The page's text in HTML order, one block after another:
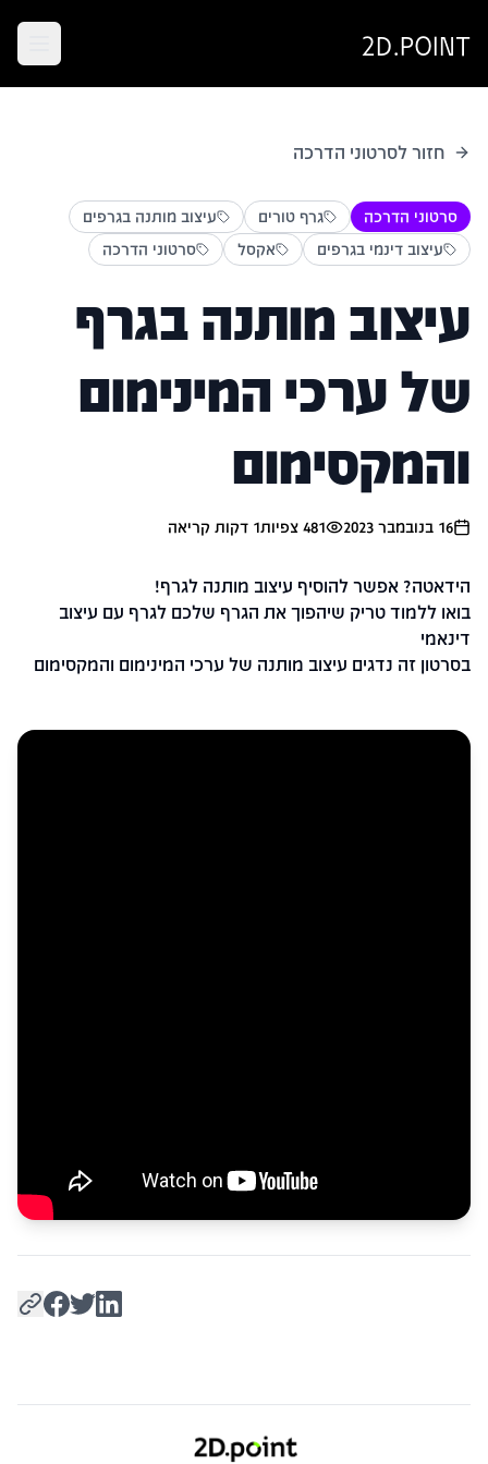
2D.POINT
חזור לסרטוני הדרכה
סרטוני הדרכה גרף טורים
עיצוב מותנה בגרפים
עיצוב דינמי בגרפים
אקסל סרטוני הדרכה
עיצוב מותנה בגרף
של ערכי המינימום
והמקסימום
16 בנובמבר 2023 481 צפיות1 דקות קריאה
הידאטה? אפשר להוסיף עיצוב מותנה לגרף!
בואו ללמוד טריק שיהפוך את הגרף שלכם לגרף עם עיצוב
דינאמי
בסרטון זה נדגים עיצוב מותנה של ערכי המינימום והמקסימום